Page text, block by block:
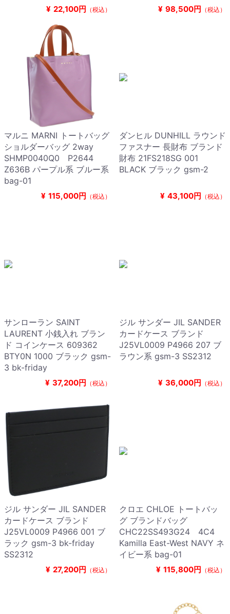
¥ 22,100円 （税込） ¥ 98,500円 （税込）
マルニ MARNI トートバッグ
ショルダーバッグ 2way
SHMP0040Q0 P2644
Z636B パープル系 ブルー系
bag-01
¥ 115,000円 （税込）
ダンヒル DUNHILL ラウンド
ファスナー 長財布 ブランド
財布 21FS218SG 001
BLACK ブラック gsm-2
¥ 43,100円 （税込）
サンローラン SAINT
LAURENT 小銭入れ ブラン
ド コインケース 609362
BTY0N 1000 ブラック gsm-
3 bk-friday
¥ 37,200円 （税込）
ジル サンダー JIL SANDER
カードケース ブランド
J25VL0009 P4966 207 ブ
ラウン系 gsm-3 SS2312
¥ 36,000円 （税込）
ジル サンダー JIL SANDER
カードケース ブランド
J25VL0009 P4966 001 ブ
ラック gsm-3 bk-friday
SS2312
¥ 27,200円 （税込）
クロエ CHLOE トートバッ
グ ブランドバッグ
CHC22SS493G24 4C4
Kamilla East-West NAVY ネ
イビー系 bag-01
¥ 115,800円 （税込）